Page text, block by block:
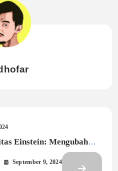
Einstein: Mengubah
Alam Semesta
September 9, 2024